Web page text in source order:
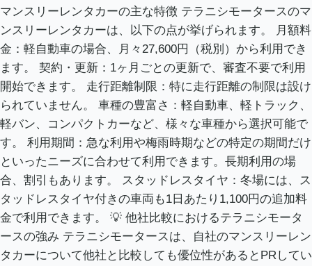
マンスリーレンタカーの主な特徴 テラニシモータースのマ
ンスリーレンタカーは、以下の点が挙げられます。 月額料
金：軽自動車の場合、月々27,600円（税別）から利用でき
ます。 契約・更新：1ヶ月ごとの更新で、審査不要で利用
開始できます。 走行距離制限：特に走行距離の制限は設け
られていません。 車種の豊富さ：軽自動車、軽トラック、
軽バン、コンパクトカーなど、様々な車種から選択可能で
す。 利用期間：急な利用や梅雨時期などの特定の期間だけ
といったニーズに合わせて利用できます。長期利用の場
合、割引もあります。 スタッドレスタイヤ：冬場には、ス
タッドレスタイヤ付きの車両も1日あたり1,100円の追加料
金で利用できます。 💡 他社比較におけるテラニシモータ
ースの強み テラニシモータースは、自社のマンスリーレン
タカーについて他社と比較しても優位性があるとPRしてい